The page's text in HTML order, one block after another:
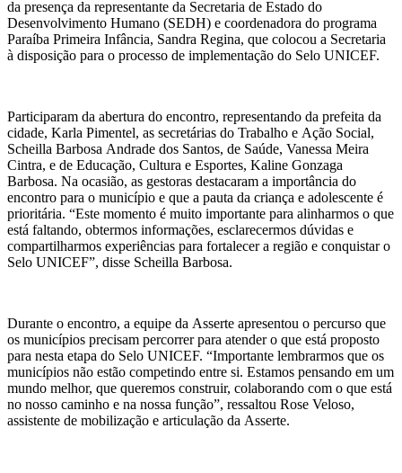
da presença da representante da Secretaria de Estado do
Desenvolvimento Humano (SEDH) e coordenadora do programa
Paraíba Primeira Infância, Sandra Regina, que colocou a Secretaria
à disposição para o processo de implementação do Selo UNICEF.
Participaram da abertura do encontro, representando da prefeita da
cidade, Karla Pimentel, as secretárias do Trabalho e Ação Social,
Scheilla Barbosa Andrade dos Santos, de Saúde, Vanessa Meira
Cintra, e de Educação, Cultura e Esportes, Kaline Gonzaga
Barbosa. Na ocasião, as gestoras destacaram a importância do
encontro para o município e que a pauta da criança e adolescente é
prioritária. “Este momento é muito importante para alinharmos o que
está faltando, obtermos informações, esclarecermos dúvidas e
compartilharmos experiências para fortalecer a região e conquistar o
Selo UNICEF”, disse Scheilla Barbosa.
Durante o encontro, a equipe da Asserte apresentou o percurso que
os municípios precisam percorrer para atender o que está proposto
para nesta etapa do Selo UNICEF. “Importante lembrarmos que os
municípios não estão competindo entre si. Estamos pensando em um
mundo melhor, que queremos construir, colaborando com o que está
no nosso caminho e na nossa função”, ressaltou Rose Veloso,
assistente de mobilização e articulação da Asserte.